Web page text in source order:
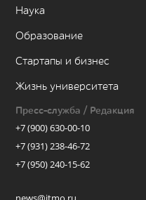
Наука
Образование
Стартапы и бизнес
Жизнь университета
Пресс-служба / Редакция
+7 (900) 630-00-10
+7 (931) 238-46-72
+7 (950) 240-15-62